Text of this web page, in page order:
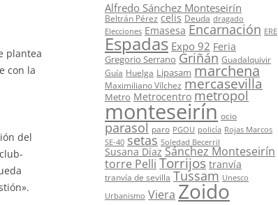
plantea
con la
del
Alfredo Sánchez Monteseirín
Beltrán Pérez celis Deuda dragado
Elecciones Emasesa Encarnación ERE
Espadas Expo 92 Feria
Gregorio Serrano Griñán Guadalquivir
Guía Huelga Lipasam marchena
Maximiliano Vílchez mercasevilla
Metro Metrocentro metropol
monteseirín ocio
parasol paro PGOU policía Rojas Marcos
SE-40 setas Soledad Becerril
Susana Díaz Sánchez Monteseirín
torre Pelli Torrijos tranvía
tranvía de sevilla Tussam Unesco
Urbanismo Viera Zoido